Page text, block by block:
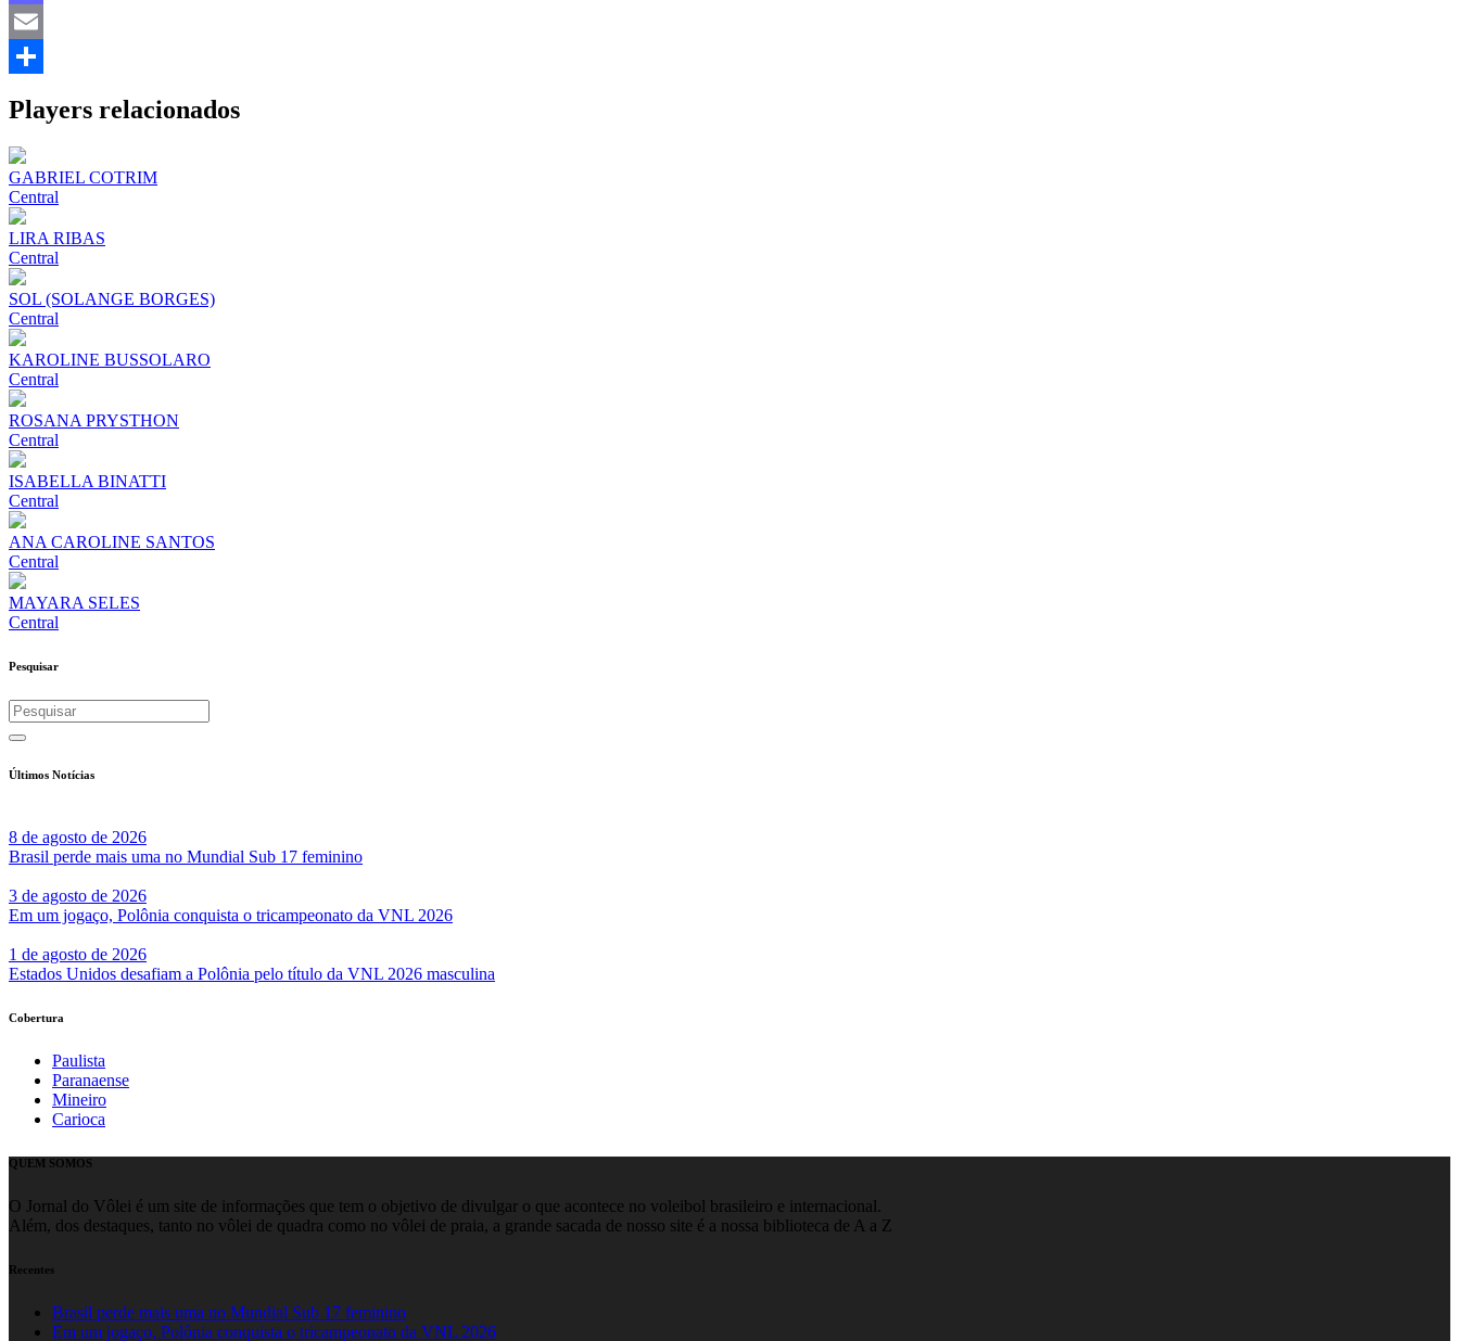
Mastodon
Email
Players relacionados
GABRIEL COTRIM
Central
LIRA RIBAS
Central
SOL (SOLANGE BORGES)
Central
KAROLINE BUSSOLARO
Central
ROSANA PRYSTHON
Central
ISABELLA BINATTI
Central
ANA CAROLINE SANTOS
Central
MAYARA SELES
Central
Pesquisar
Últimos Notícias
8 de agosto de 2026
Brasil perde mais uma no Mundial Sub 17 feminino
3 de agosto de 2026
Em um jogaço, Polônia conquista o tricampeonato da VNL 2026
1 de agosto de 2026
Estados Unidos desafiam a Polônia pelo título da VNL 2026 masculina
Cobertura
Paulista
Paranaense
Mineiro
Carioca
QUEM SOMOS
O Jornal do Vôlei é um site de informações que tem o objetivo de divulgar o que acontece no voleibol brasileiro e internacional.
Além, dos destaques, tanto no vôlei de quadra como no vôlei de praia, a grande sacada de nosso site é a nossa biblioteca de A a Z
Recentes
Brasil perde mais uma no Mundial Sub 17 feminino
Em um jogaço, Polônia conquista o tricampeonato da VNL 2026